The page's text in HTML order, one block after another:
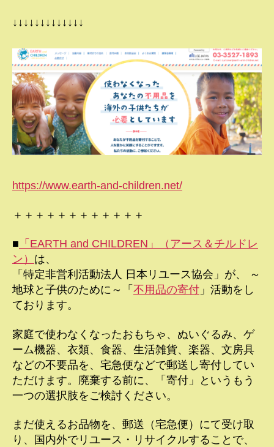
↓↓↓↓↓↓↓↓↓↓↓↓↓
https://www.earth-and-children.net/
＋＋＋＋＋＋＋＋＋＋＋＋
■ 「EARTH and CHILDREN」（アース＆チルドレ
ン） は、
「特定非営利活動法人 日本リユース協会」が、 ～
地球と子供のために～「 不用品の寄付 」活動をし
ております。
家庭で使わなくなったおもちゃ、ぬいぐるみ、ゲ
ーム機器、衣類、食器、生活雑貨、楽器、文房具
などの不要品を、宅急便などで郵送し寄付してい
ただけます。廃棄する前に、「寄付」というもう
一つの選択肢をご検討ください。
まだ使えるお品物を、郵送（宅急便）にて受け取
り、国内外でリユース・リサイクルすることで、